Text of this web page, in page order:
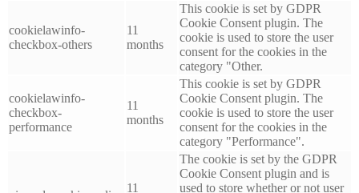
cookielawinfo-
checkbox-others
11
months
This cookie is set by GDPR
Cookie Consent plugin. The
cookie is used to store the user
consent for the cookies in the
category "Other.
cookielawinfo-
checkbox-
performance
11
months
This cookie is set by GDPR
Cookie Consent plugin. The
cookie is used to store the user
consent for the cookies in the
category "Performance".
11
The cookie is set by the GDPR
Cookie Consent plugin and is
used to store whether or not user